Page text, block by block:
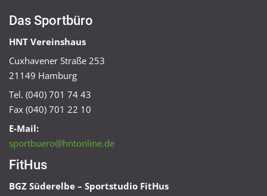
Das Sportbüro
HNT Vereinshaus
Cuxhavener Straße 253
21149 Hamburg
Tel. (040) 701 74 43
Fax (040) 701 22 10
E-Mail:
sportbuero@hntonline.de
FitHus
BGZ Süderelbe – Sportstudio FitHus